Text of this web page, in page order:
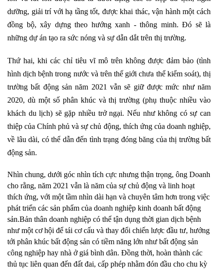
dưỡng, giải trí với hạ tầng tốt, được khai thác, vận hành một cách
đồng bộ, xây dựng theo hướng xanh - thông minh. Đó sẽ là
những dự án tạo ra sức nóng và sự dẫn dắt trên thị trường.
Thứ hai, khi các chỉ tiêu vĩ mô trên không được đảm bảo (tình
hình dịch bệnh trong nước và trên thế giới chưa thể kiểm soát), thị
trường bất động sản năm 2021 vẫn sẽ giữ được mức như năm
2020, dù một số phân khúc và thị trường (phụ thuộc nhiều vào
khách du lịch) sẽ gặp nhiều trở ngại. Nếu như không có sự can
thiệp của Chính phủ và sự chủ động, thích ứng của doanh nghiệp,
về lâu dài, có thể dẫn đến tình trạng đóng băng của thị trường bất
động sản.
Nhìn chung, dưới góc nhìn tích cực nhưng thận trọng, ông Doanh
cho rằng, năm 2021 vẫn là năm của sự chủ động và linh hoạt
thích ứng, với một tầm nhìn dài hạn và chuyên tâm hơn trong việc
phát triển các sản phẩm của doanh nghiệp kinh doanh bất động
sản.Bản thân doanh nghiệp có thể tận dụng thời gian dịch bệnh
như một cơ hội để tái cơ cấu và thay đổi chiến lược đầu tư, hướng
tới phân khúc bất động sản có tiềm năng lớn như bất động sản
công nghiệp hay nhà ở giá bình dân. Đồng thời, hoàn thành các
thủ tục liên quan đến đất đai, cấp phép nhằm đón đầu cho chu kỳ